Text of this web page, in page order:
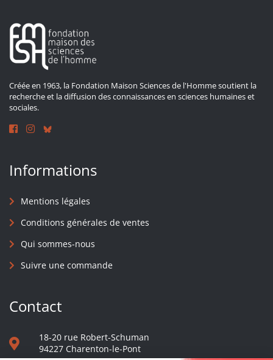
Créée en 1963, la Fondation Maison Sciences de l'Homme soutient la
recherche et la diffusion des connaissances en sciences humaines et
sociales.
Informations
Mentions légales
Conditions générales de ventes
Qui sommes-nous
Suivre une commande
Contact
18-20 rue Robert-Schuman
94227 Charenton-le-Pont